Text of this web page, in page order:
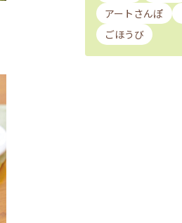
アートさんぽ
ごほうび